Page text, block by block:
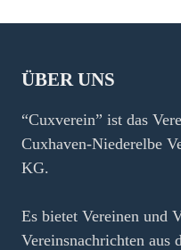
ÜBER UNS
“Cuxverein” ist das
Cuxhaven-Niederelbe
KG.
Es bietet Vereinen und
Vereinsnachrichten aus